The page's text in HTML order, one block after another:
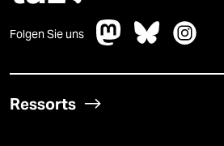
Folgen Sie uns
Ressorts